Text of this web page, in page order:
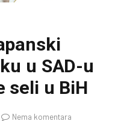
u SAD-u
seli u BiH
Nema komentara